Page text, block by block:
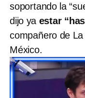
soportando la
dijo ya estar
compañero de
México.